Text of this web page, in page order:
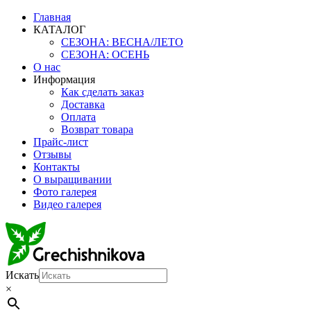
Главная
КАТАЛОГ
СЕЗОНА: ВЕСНА/ЛЕТО
СЕЗОНА: ОСЕНЬ
О нас
Информация
Как сделать заказ
Доставка
Оплата
Возврат товара
Прайс-лист
Отзывы
Контакты
О выращивании
Фото галерея
Видео галерея
Искать
×